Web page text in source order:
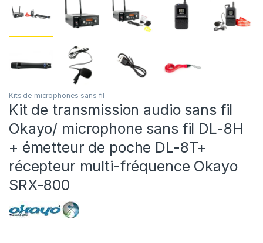
Kits de microphones sans fil
Kit de transmission audio sans fil
Okayo/ microphone sans fil DL-8H
+ émetteur de poche DL-8T+
récepteur multi-fréquence Okayo
SRX-800